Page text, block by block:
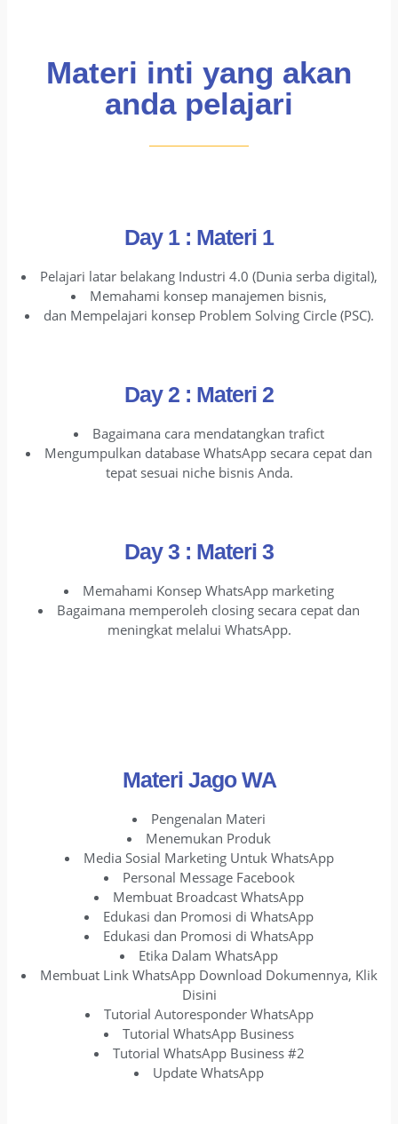
Materi inti yang akan
anda pelajari
Day 1 : Materi 1
Pelajari latar belakang Industri 4.0 (Dunia serba digital),
Memahami konsep manajemen bisnis,
dan Mempelajari konsep Problem Solving Circle (PSC).
Day 2 : Materi 2
Bagaimana cara mendatangkan trafict
Mengumpulkan database WhatsApp secara cepat dan
tepat sesuai niche bisnis Anda.
Day 3 : Materi 3
Memahami Konsep WhatsApp marketing
Bagaimana memperoleh closing secara cepat dan
meningkat melalui WhatsApp.
Materi Jago WA
Pengenalan Materi
Menemukan Produk
Media Sosial Marketing Untuk WhatsApp
Personal Message Facebook
Membuat Broadcast WhatsApp
Edukasi dan Promosi di WhatsApp
Edukasi dan Promosi di WhatsApp
Etika Dalam WhatsApp
Membuat Link WhatsApp Download Dokumennya, Klik
Disini
Tutorial Autoresponder WhatsApp
Tutorial WhatsApp Business
Tutorial WhatsApp Business #2
Update WhatsApp